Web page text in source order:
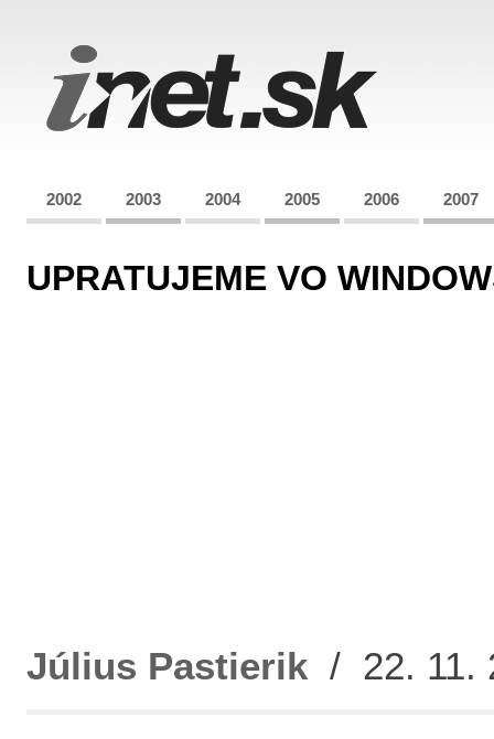
2002 2003 2004 2005 2006 2007
UPRATUJEME VO
Július Pastierik / 22. 11.